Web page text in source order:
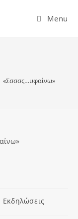
Menu
«Σσσσς…υφαίνω»
Εκδηλώσεις